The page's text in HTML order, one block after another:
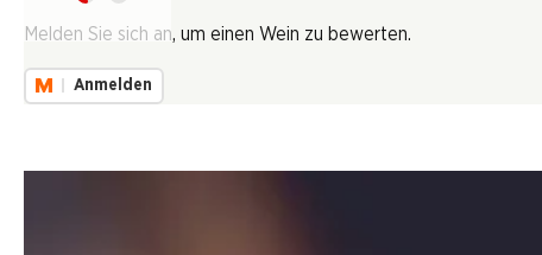
Melden Sie sich an, um einen Wein zu bewerten.
Anmelden